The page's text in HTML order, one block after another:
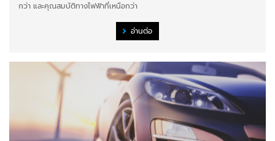
กว่า และคุณสมบัติทางไฟฟ้าที่เหนือกว่า
อ่านต่อ